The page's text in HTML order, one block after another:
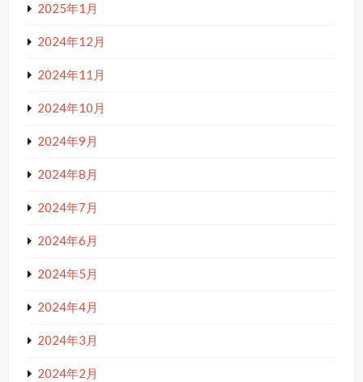
2025年1月
2024年12月
2024年11月
2024年10月
2024年9月
2024年8月
2024年7月
2024年6月
2024年5月
2024年4月
2024年3月
2024年2月